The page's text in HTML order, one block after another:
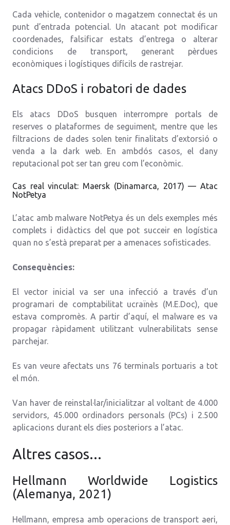
Cada vehicle, contenidor o magatzem connectat és un
punt d’entrada potencial. Un atacant pot modificar
coordenades, falsificar estats d’entrega o alterar
condicions de transport, generant pèrdues
econòmiques i logístiques difícils de rastrejar.
Atacs DDoS i robatori de dades
Els atacs DDoS busquen interrompre portals de
reserves o plataformes de seguiment, mentre que les
filtracions de dades solen tenir finalitats d’extorsió o
venda a la dark web. En ambdós casos, el dany
reputacional pot ser tan greu com l’econòmic.
Cas real vinculat: Maersk (Dinamarca, 2017) — Atac
NotPetya
L’atac amb malware NotPetya és un dels exemples més
complets i didàctics del que pot succeir en logística
quan no s’està preparat per a amenaces sofisticades.
Consequències:
El vector inicial va ser una infecció a través d’un
programari de comptabilitat ucraïnès (M.E.Doc), que
estava compromès. A partir d’aquí, el malware es va
propagar ràpidament utilitzant vulnerabilitats sense
parchejar.
Es van veure afectats uns 76 terminals portuaris a tot
el món.
Van haver de reinstal·lar/inicialitzar al voltant de 4.000
servidors, 45.000 ordinadors personals (PCs) i 2.500
aplicacions durant els dies posteriors a l’atac.
Altres casos...
Hellmann Worldwide Logistics
(Alemanya, 2021)
Hellmann, empresa amb operacions de transport aeri,